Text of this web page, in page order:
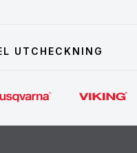
UTCHECKNING